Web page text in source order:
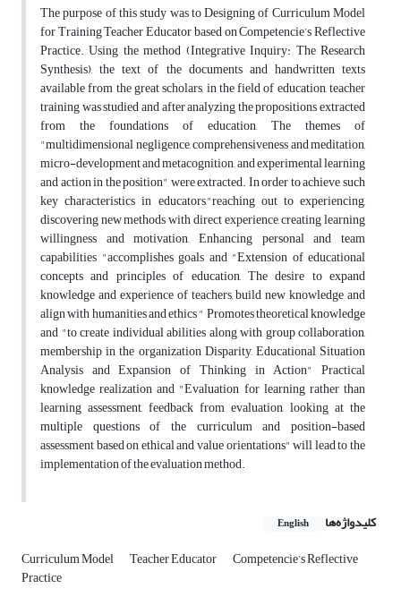
The purpose of this study was to Designing of Curriculum Model
for Training Teacher Educator based on Competencie’s Reflective
Practice. Using the method (Integrative Inquiry: The Research
Synthesis), the text of the documents and handwritten texts
available from the great scholars, in the field of education, teacher
training was studied and after analyzing the propositions extracted
from the foundations of education, The themes of
"multidimensional negligence, comprehensiveness and meditation,
micro-development and metacognition, and experimental learning
and action in the position" were extracted. In order to achieve such
key characteristics in educators,"reaching out to experiencing,
discovering new methods with direct experience, creating learning
willingness and motivation, Enhancing personal and team
capabilities "accomplishes goals and "Extension of educational
concepts and principles of education, The desire to expand
knowledge and experience of teachers, build new knowledge and
align with humanities and ethics " Promotes theoretical knowledge
and "to create individual abilities along with group collaboration,
membership in the organization Disparity, Educational Situation
Analysis and Expansion of Thinking in Action" Practical
knowledge realization and "Evaluation for learning rather than
learning assessment, feedback from evaluation, looking at the
multiple questions of the curriculum and position-based
assessment based on ethical and value orientations" will lead to the
implementation of the evaluation method.
کلیدواژه‌ها English
Curriculum Model Teacher Educator Competencie’s Reflective
Practice